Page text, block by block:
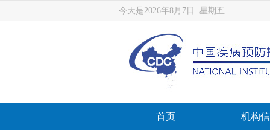
今天是2026年8月7日 星期五
首页 机构